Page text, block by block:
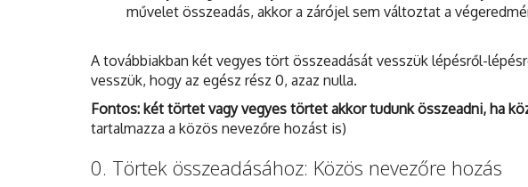
művelet összeadás, akkor a zárójel sem változtat a
A továbbiakban két vegyes tört összeadását vesszük lépésről-
vesszük, hogy az egész rész 0, azaz nulla.
Fontos: két törtet vagy vegyes törtet akkor tudunk összeadni, ha
tartalmazza a közös nevezőre hozást is)
0. Törtek összeadásához: Közös nevezőre hozás